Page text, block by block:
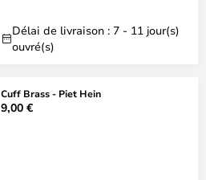
Délai de livraison : 7 - 11 jour(s)
ouvré(s)
Cuff Brass - Piet Hein
9,00 €